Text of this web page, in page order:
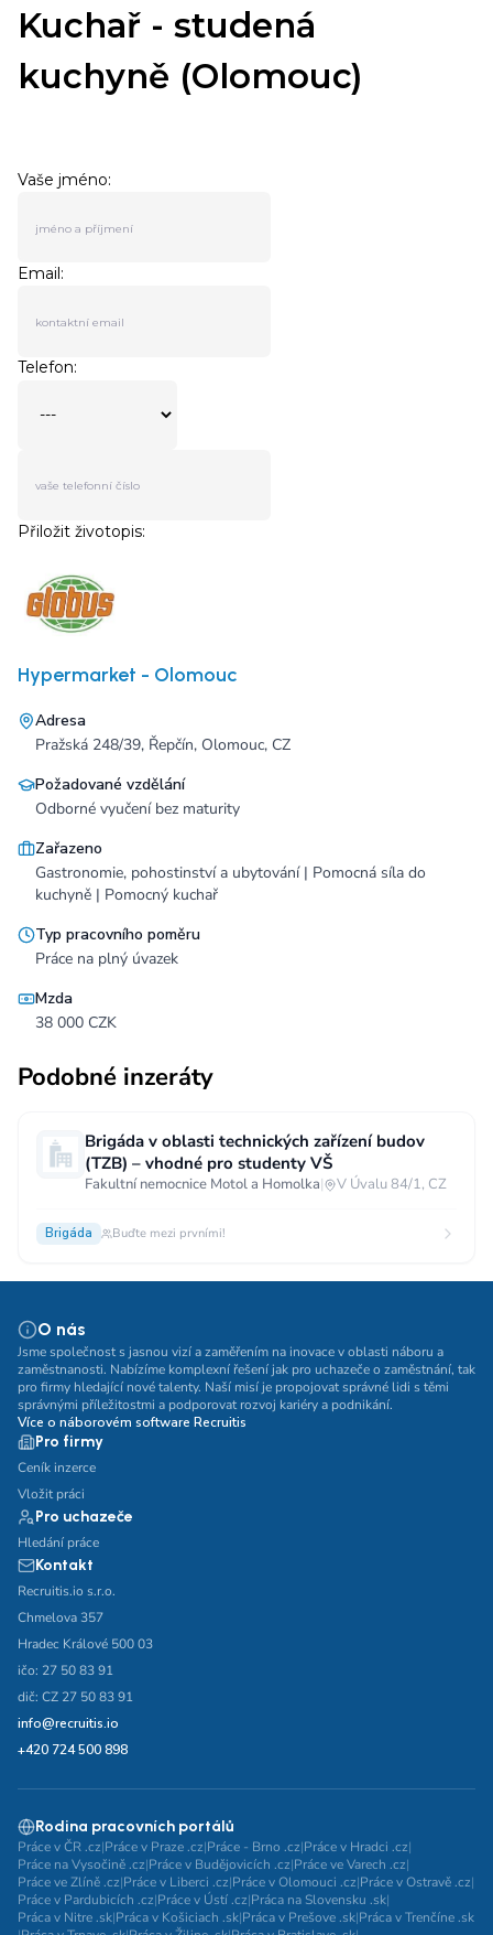
Hypermarket - Olomouc
Adresa
Pražská 248/39, Řepčín, Olomouc, CZ
Požadované vzdělání
Odborné vyučení bez maturity
Zařazeno
Gastronomie, pohostinství a ubytování | Pomocná síla do
kuchyně | Pomocný kuchař
Typ pracovního poměru
Práce na plný úvazek
Mzda
38 000 CZK
Podobné inzeráty
Brigáda v oblasti technických zařízení budov
(TZB) – vhodné pro studenty VŠ
Fakultní nemocnice Motol a Homolka| V Úvalu 84/1, CZ
Brigáda Buďte mezi prvními!
O nás
Jsme společnost s jasnou vizí a zaměřením na inovace v oblasti náboru a
zaměstnanosti. Nabízíme komplexní řešení jak pro uchazeče o zaměstnání, tak
pro firmy hledající nové talenty. Naší misí je propojovat správné lidi s těmi
správnými příležitostmi a podporovat rozvoj kariéry a podnikání.
Více o náborovém software Recruitis
Pro firmy
Ceník inzerce
Vložit práci
Pro uchazeče
Hledání práce
Kontakt
Recruitis.io s.r.o.
Chmelova 357
Hradec Králové 500 03
ičo: 27 50 83 91
dič: CZ 27 50 83 91
info@recruitis.io
+420 724 500 898
Rodina pracovních portálů
Práce v ČR .cz|Práce v Praze .cz|Práce - Brno .cz|Práce v Hradci .cz|
Práce na Vysočině .cz|Práce v Budějovicích .cz|Práce ve Varech .cz|
Práce ve Zlíně .cz|Práce v Liberci .cz|Práce v Olomouci .cz|Práce v Ostravě .cz|
Práce v Pardubicích .cz|Práce v Ústí .cz|Práca na Slovensku .sk|
Práca v Nitre .sk|Práca v Košiciach .sk|Práca v Prešove .sk|Práca v Trenčíne .sk